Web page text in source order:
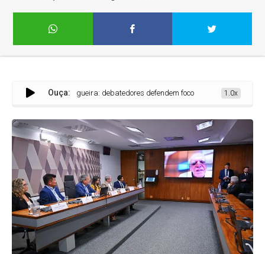
Ouça:
Cegueira: debatedores defendem foco em diagnóstico precoce
1.0x